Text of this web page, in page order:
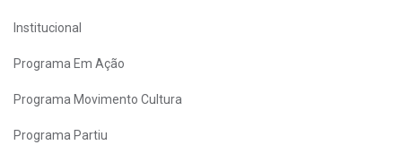
Institucional
Programa Em Ação
Programa Movimento Cultura
Programa Partiu